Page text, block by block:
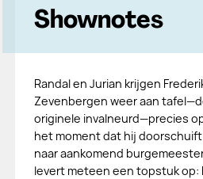
Shownotes
Randal en Jurian krijgen
Zevenbergen weer aan
originele invalneurd—precies
het moment dat hij
naar aankomend
levert meteen een topstuk op: